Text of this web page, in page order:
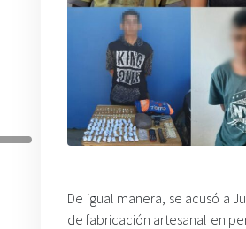
De igual manera, se acusó a
de fabricación artesanal en